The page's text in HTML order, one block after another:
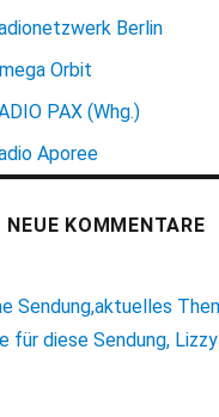
Berlin
Orbit
PAX (Whg.)
Aporee
NEUE KOMMENTARE
Sendung,aktuelles
für diese Sendung,